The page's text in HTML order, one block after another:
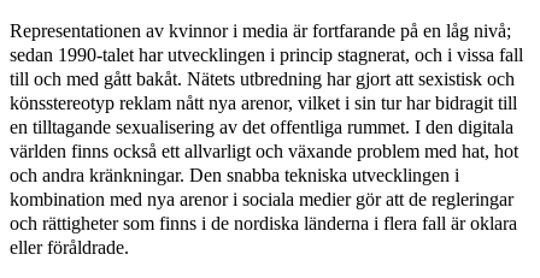
Representationen av kvinnor i media är fortfarande på en låg nivå;
sedan 1990-talet har utvecklingen i princip stagnerat, och i vissa fall
till och med gått bakåt. Nätets utbredning har gjort att sexistisk och
könsstereotyp reklam nått nya arenor, vilket i sin tur har bidragit till
en tilltagande sexualisering av det offentliga rummet. I den digitala
världen finns också ett allvarligt och växande problem med hat, hot
och andra kränkningar. Den snabba tekniska utvecklingen i
kombination med nya arenor i sociala medier gör att de regleringar
och rättigheter som finns i de nordiska länderna i flera fall är oklara
eller föråldrade.